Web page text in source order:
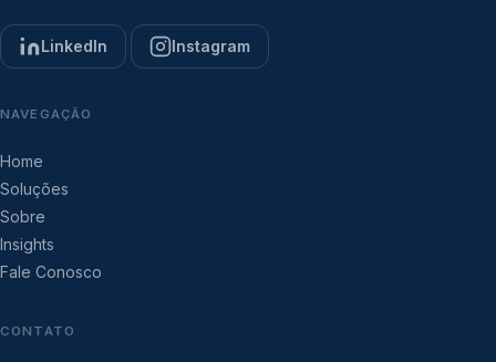
LinkedIn Instagram
NAVEGAÇÃO
Home
Soluções
Sobre
Insights
Fale Conosco
CONTATO